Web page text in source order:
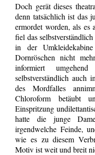
Doch gerät dieses
denn tatsächlich ist das
ermordet worden, als
fiel das
in der
Dornröschen nicht
informiert
selbstverständlich auch
des Mordfalles
Chloroform betäubt
Einspritzung
hatte die junge
irgendwelche Feinde,
wie es zu diesem
Motiv ist weit und breit